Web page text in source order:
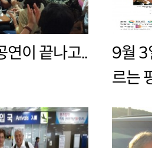
연이 끝나고..
9월 3
르는